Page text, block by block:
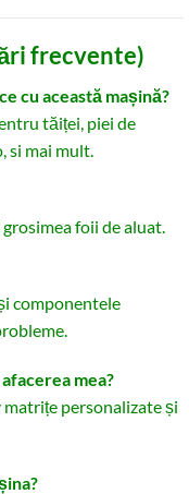
frecvente)
cu această mașină?
tăiței, piei de
si mai mult.
foii de aluat.
componentele
mea?
personalizate și